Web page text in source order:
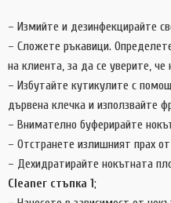
– Измийте и дезинфекцирайте
– Сложете ръкавици.
на клиента, за да се уверите, че
– Избутайте кутикулите с
дървена клечка и използвайте
– Внимателно буферирайте
– Отстранете излишният прах
– Дехидратирайте нокътната
Cleaner стъпка 1;